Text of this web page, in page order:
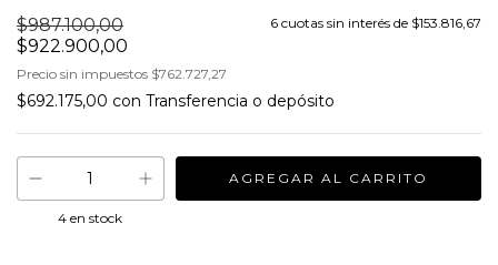
$987.100,00
$922.900,00
6 cuotas sin interés de $153.816,67
Precio sin impuestos $762.727,27
$692.175,00 con Transferencia o depósito
4 en stock